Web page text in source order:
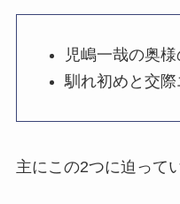
児嶋一哉の奥
馴れ初めと交際
主にこの2つに迫って